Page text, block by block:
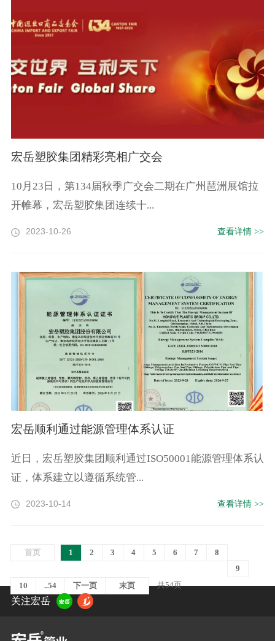
宏岳塑胶集团精彩亮相广交会
10月23日，第134届秋季广交会二期在广州琶洲展馆拉
开帷幕，宏岳塑胶集团连续十...
2023-10-26 查看详情 >>
宏岳顺利通过能源管理体系认证
近日，宏岳塑胶集团顺利通过ISO50001能源管理体系认
证，体系建立以遵循系统管...
2023-10-14 查看详情 >>
首页 1 2 3 4 5 6 7
8
9
10
..54 下一页 末页 共54页
关注宏岳